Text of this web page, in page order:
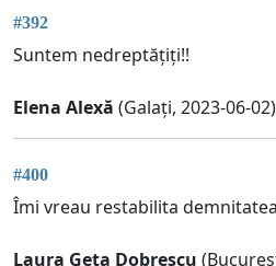
#392
Suntem nedreptățiți!!
Elena Alexă (Galați, 2023-06-02)
#400
Îmi vreau restabilita
Laura Geta Dobrescu